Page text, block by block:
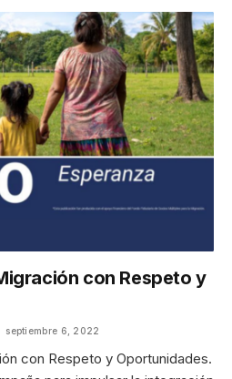
con Respeto y
septiembre 6, 2022
con Respeto y Oportunidades.